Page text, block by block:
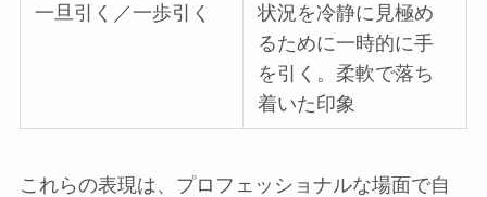
一旦引く／一歩引く
状況を冷静に見極め
るために一時的に手
を引く。柔軟で落ち
着いた印象
これらの表現は、プロフェッショナルな場面で自